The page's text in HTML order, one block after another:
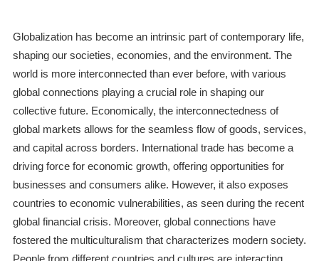
Globalization has become an intrinsic part of contemporary life,
shaping our societies, economies, and the environment. The
world is more interconnected than ever before, with various
global connections playing a crucial role in shaping our
collective future. Economically, the interconnectedness of
global markets allows for the seamless flow of goods, services,
and capital across borders. International trade has become a
driving force for economic growth, offering opportunities for
businesses and consumers alike. However, it also exposes
countries to economic vulnerabilities, as seen during the recent
global financial crisis. Moreover, global connections have
fostered the multiculturalism that characterizes modern society.